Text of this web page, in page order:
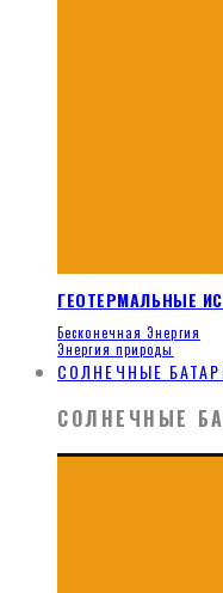
ГЕОТЕРМАЛЬНЫЕ
Бесконечная Энергия
Энергия природы
СОЛНЕЧНЫЕ
СОЛНЕЧНЫЕ